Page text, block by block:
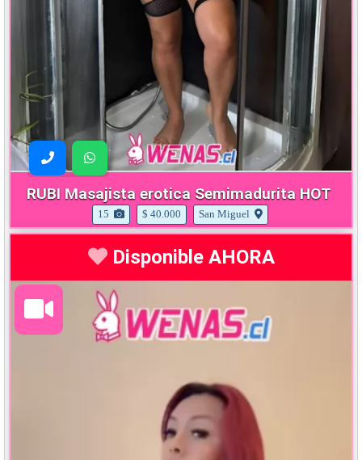
RUBI Masajista erotica Semimadurita HOT
15 $ 40.000 San Miguel
Disponible AHORA